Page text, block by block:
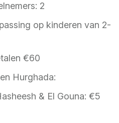
2
op kinderen van 2-
€60
Hurghada:
& El Gouna: €5